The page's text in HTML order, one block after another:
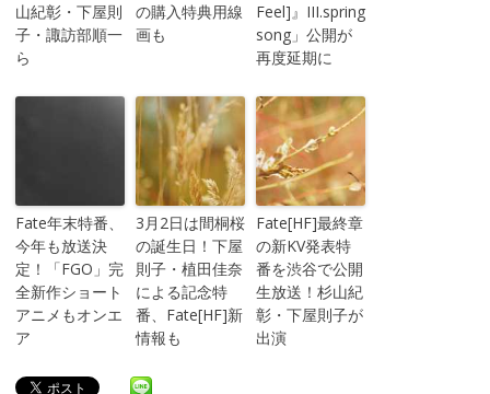
山紀彰・下屋則
子・諏訪部順一
ら
の購入特典用線
画も
Feel]』III.spring
song」公開が
再度延期に
Fate年末特番、
今年も放送決
定！「FGO」完
全新作ショート
アニメもオンエ
ア
3月2日は間桐桜
の誕生日！下屋
則子・植田佳奈
による記念特
番、Fate[HF]新
情報も
Fate[HF]最終章
の新KV発表特
番を渋谷で公開
生放送！杉山紀
彰・下屋則子が
出演